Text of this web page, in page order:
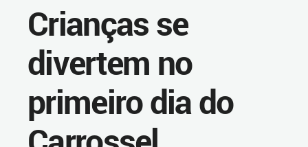
Crianças se
divertem no
primeiro dia do